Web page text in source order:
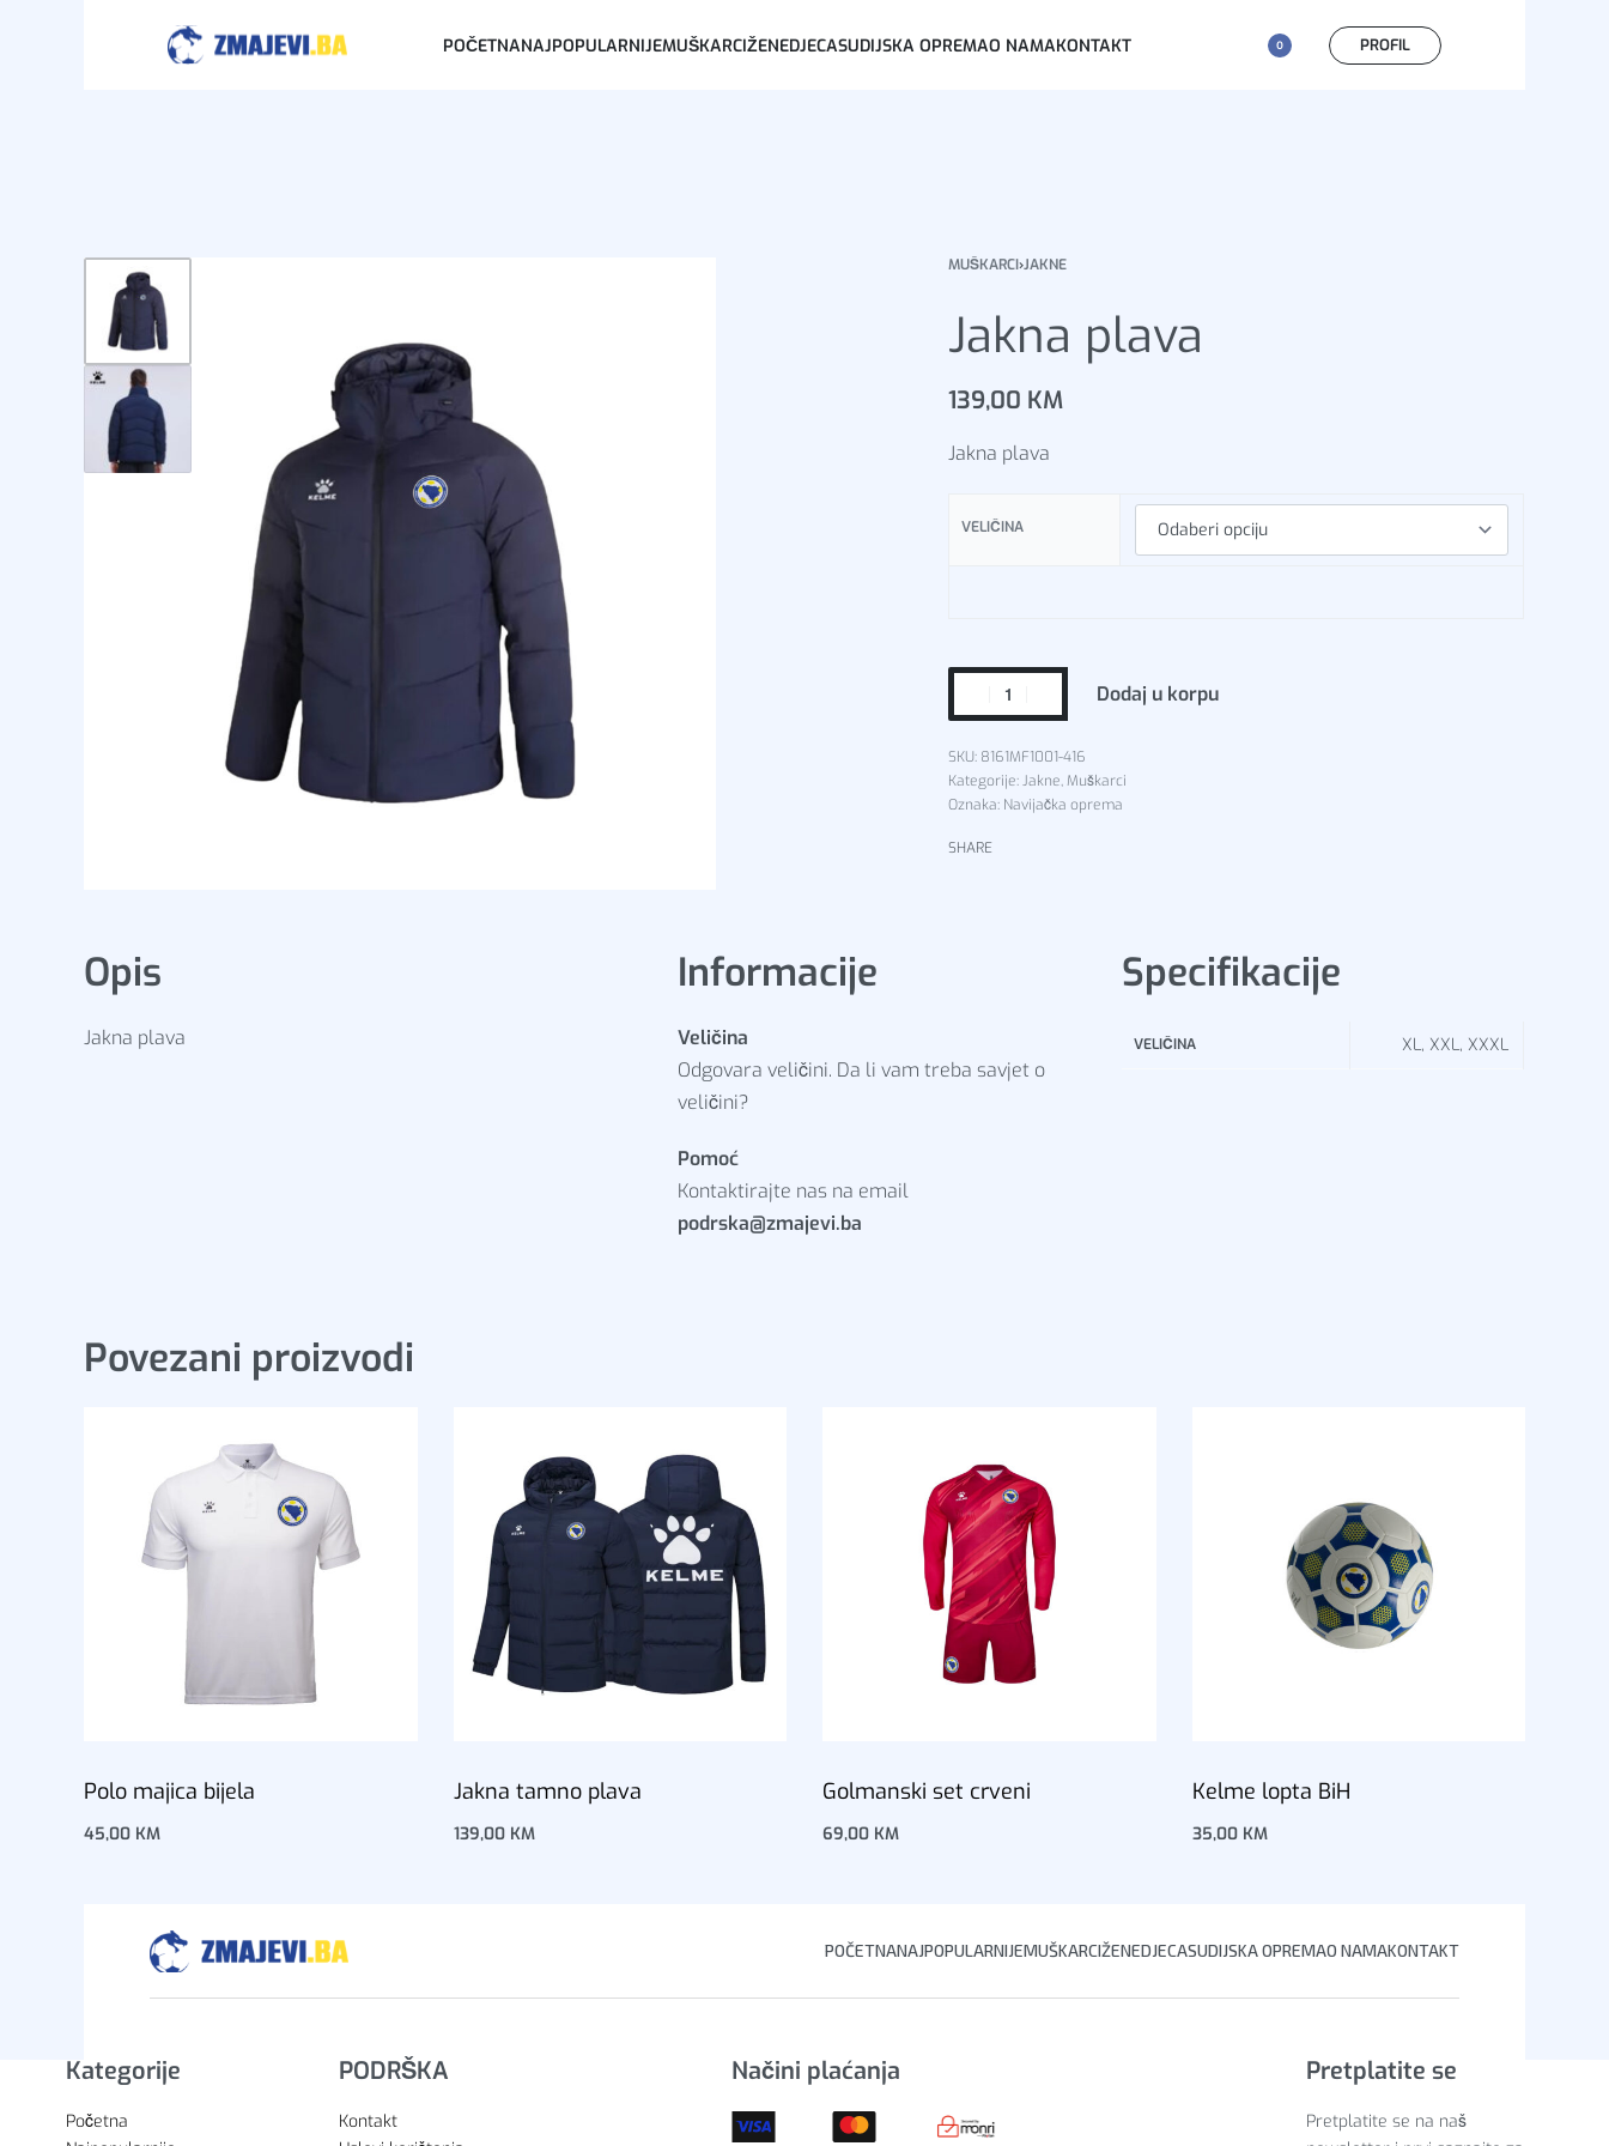
POČETNANAJPOPULARNIJEMUŠKARCIŽENEDJECASUDIJSKA OPREMAO NAMAKONTAKT 0 PROFIL
MUŠKARCI›JAKNE
Jakna plava
139,00 KM
Jakna plava
VELIČINA
Dodaj u korpu
8161MF1001-416
Kategorije:Jakne,Muškarci
Oznaka: Navijačka oprema
SHARE
Opis
Jakna plava
Informacije
Veličina
Odgovara veličini. Da li vam treba savjet o
veličini?
Pomoć
Kontaktirajte nas na email
podrska@zmajevi.ba
Specifikacije
VELIČINA XL, XXL, XXXL
Povezani proizvodi
Polo majica bijela
45,00 KM
Jakna tamno plava
139,00 KM
Golmanski set crveni
69,00 KM
Kelme lopta BiH
35,00 KM
POČETNANAJPOPULARNIJEMUŠKARCIŽENEDJECASUDIJSKA OPREMAO NAMAKONTAKT
Kategorije
Početna
PODRŠKA
Kontakt
Načini plaćanja Pretplatite se
Pretplatite se na naš